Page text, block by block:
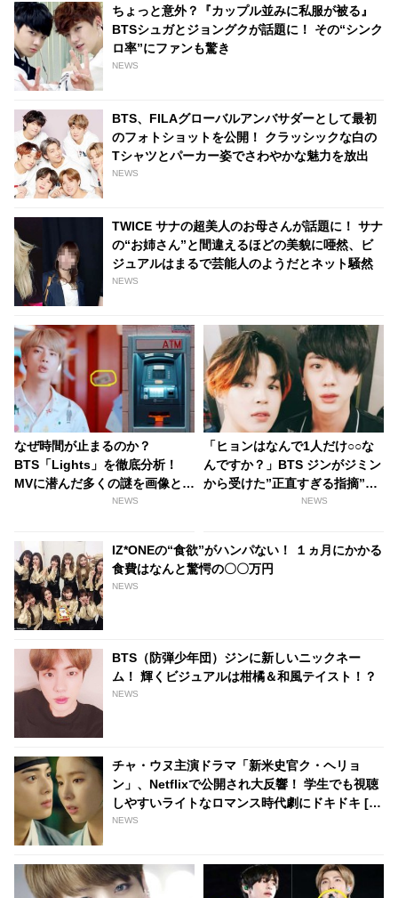
ちょっと意外？『カップル並みに私服が被る』
BTSシュガとジョングクが話題に！ その“シンク
ロ率”にファンも驚き
NEWS
BTS、FILAグローバルアンバサダーとして最初
のフォトショットを公開！ クラッシックな白の
Tシャツとパーカー姿でさわやかな魅力を放出
NEWS
TWICE サナの超美人のお母さんが話題に！ サナ
の“お姉さん”と間違えるほどの美貌に唖然、ビ
ジュアルはまるで芸能人のようだとネット騒然
NEWS
なぜ時間が止まるのか？
BTS「Lights」を徹底分析！
MVに潜んだ多くの謎を画像と共
にチェック！［パート2］
NEWS
「ヒョンはなんで1人だけ○○な
んですか？」BTS ジンがジミン
から受けた”正直すぎる指摘”に
爆笑！ ジン本人も自覚済み
ジンの人柄にも注目
NEWS
IZ*ONEの“食欲”がハンパない！ １ヵ月にかかる
食費はなんと驚愕の〇〇万円
NEWS
BTS（防弾少年団）ジンに新しいニックネー
ム！ 輝くビジュアルは柑橘＆和風テイスト！？
NEWS
チャ・ウヌ主演ドラマ「新米史官ク・ヘリョ
ン」、Netflixで公開され大反響！ 学生でも視聴
しやすいライトなロマンス時代劇にドキドキ [動
画あり]
NEWS